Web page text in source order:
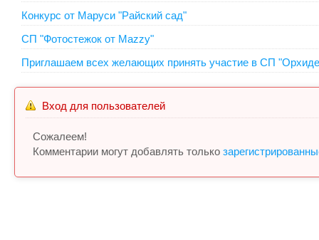
Конкурс от Маруси "Райский сад"
СП "Фотостежок от Mazzy"
Приглашаем всех желающих принять участие в СП
Вход для пользователей
Сожалеем!
Комментарии могут добавлять только